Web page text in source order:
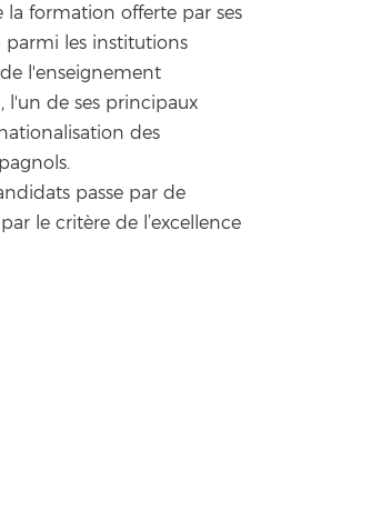
formation offerte par ses
parmi les institutions
l'enseignement
l'un de ses principaux
des
passe par de
le critère de l’excellence